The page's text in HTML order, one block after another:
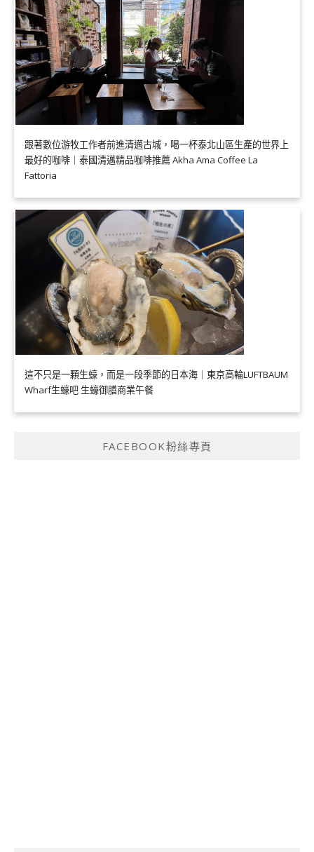
跟著數位游牧工作者前進清邁古城，喝一杯泰北山區生產的世界上
最好的咖啡｜泰國清邁精品咖啡推薦 Akha Ama Coffee La
Fattoria
這不只是一顆生蠔，而是一段季節的日本海｜東京高輪LUFTBAUM
Wharf生蠔吧 生蠔御膳商業午餐
FACEBOOK粉絲專頁